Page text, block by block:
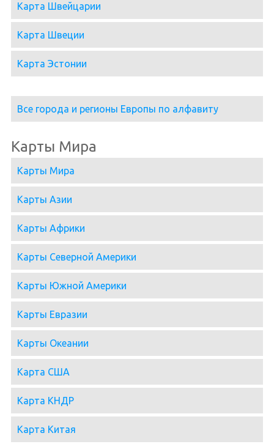
Карта Швейцарии
Карта Швеции
Карта Эстонии
Все города и регионы Европы по алфавиту
Карты Мира
Карты Мира
Карты Азии
Карты Африки
Карты Северной Америки
Карты Южной Америки
Карты Евразии
Карты Океании
Карта США
Карта КНДР
Карта Китая